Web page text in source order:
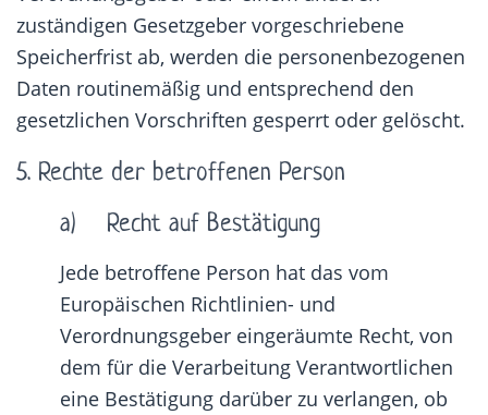
zuständigen Gesetzgeber vorgeschriebene
Speicherfrist ab, werden die personenbezogenen
Daten routinemäßig und entsprechend den
gesetzlichen Vorschriften gesperrt oder gelöscht.
5. Rechte der betroffenen Person
a) Recht auf Bestätigung
Jede betroffene Person hat das vom
Europäischen Richtlinien- und
Verordnungsgeber eingeräumte Recht, von
dem für die Verarbeitung Verantwortlichen
eine Bestätigung darüber zu verlangen, ob